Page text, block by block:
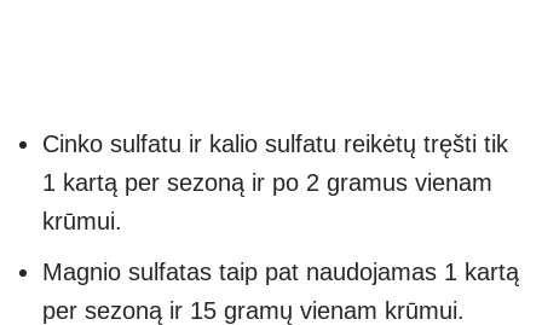
Cinko sulfatu ir kalio sulfatu reikėtų tręšti tik
1 kartą per sezoną ir po 2 gramus vienam
krūmui.
Magnio sulfatas taip pat naudojamas 1 kartą
per sezoną ir 15 gramų vienam krūmui.